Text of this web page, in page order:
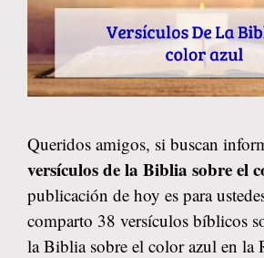
Queridos amigos, si buscan
versículos de la Biblia sobre el
publicación de hoy es para
comparto 38 versículos bíblicos
la Biblia sobre el color azul en la